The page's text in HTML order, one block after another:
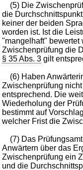
(5) Die
die
keiner der beiden
worden ist. Ist die
"mangelhaft" bewertet
Zwischenprüfung die
§ 35 Abs. 3 gilt
(6) Haben
Zwischenprüfung
entsprechend. Die
Wiederholung der
bestimmt auf
welcher Frist die
(7) Das
Anwärtern über das
Zwischenprüfung ein
und die